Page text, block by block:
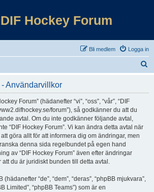
DIF Hockey Forum
Logga in
Bli medlem
Användarvillkor
Forum” (hädanefter “vi”, “oss”, “vår”, “DIF
forum”), så godkänner du att du
avtal. Om du inte godkänner följande avtal,
“DIF Hockey Forum”. Vi kan ändra detta avtal när
göra allt för att informera dig om ändringar, men
denna sida regelbundet på egen hand
av “DIF Hockey Forum” även efter ändringar
du är juridiskt bunden till detta avtal.
“de”, “dem”, “deras”, “phpBB mjukvara”,
Limited”, “phpBB Teams”) som är en